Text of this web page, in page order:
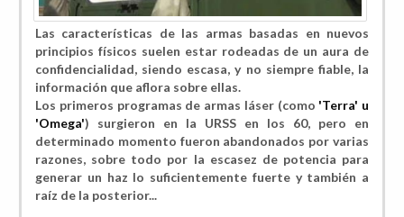
Las características de las armas basadas en nuevos
principios físicos suelen estar rodeadas de un aura de
confidencialidad, siendo escasa, y no siempre fiable, la
información que aflora sobre ellas.
Los primeros programas de armas láser (como 'Terra' u
'Omega') surgieron en la URSS en los 60, pero en
determinado momento fueron abandonados por varias
razones, sobre todo por la escasez de potencia para
generar un haz lo suficientemente fuerte y también a
raíz de la posterior...